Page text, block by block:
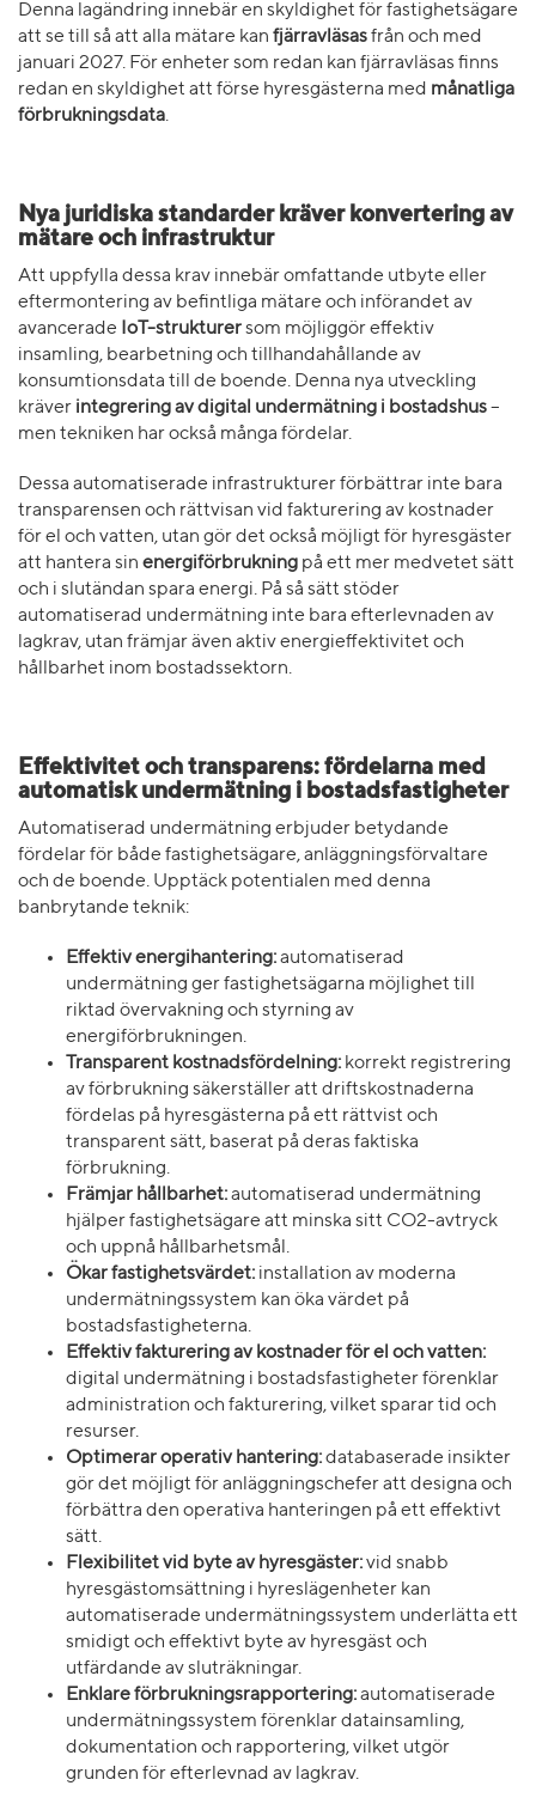
Denna lagändring innebär en skyldighet för fastighetsägare
att se till så att alla mätare kan fjärravläsasfrån och med
januari 2027. För enheter som redan kan fjärravläsas finns
redan en skyldighet att förse hyresgästerna med månatliga
förbrukningsdata.
Nya juridiska standarder kräver konvertering av
mätare och infrastruktur
Att uppfylla dessa krav innebär omfattande utbyte eller
eftermontering av befintliga mätare och införandet av
avancerade IoT-strukturersom möjliggör effektiv
insamling, bearbetning och tillhandahållande av
konsumtionsdata till de boende. Denna nya utveckling
kräver integrering av digital undermätning i bostadshus–
men tekniken har också många fördelar.
Dessa automatiserade infrastrukturer förbättrar inte bara
transparensen och rättvisan vid fakturering av kostnader
för el och vatten, utan gör det också möjligt för hyresgäster
att hantera sin energiförbrukning på ett mer medvetet sätt
och i slutändan spara energi. På så sätt stöder
automatiserad undermätning inte bara efterlevnaden av
lagkrav, utan främjar även aktiv energieffektivitet och
hållbarhet inom bostadssektorn.
Effektivitet och transparens: fördelarna med
automatisk undermätning i bostadsfastigheter
Automatiserad undermätning erbjuder betydande
fördelar för både fastighetsägare, anläggningsförvaltare
och de boende. Upptäck potentialen med denna
banbrytande teknik:
Effektiv energihantering:automatiserad
undermätning ger fastighetsägarna möjlighet till
riktad övervakning och styrning av
energiförbrukningen.
Transparent kostnadsfördelning: korrekt registrering
av förbrukning säkerställer att driftskostnaderna
fördelas på hyresgästerna på ett rättvist och
transparent sätt, baserat på deras faktiska
förbrukning.
Främjar hållbarhet:automatiserad undermätning
hjälper fastighetsägare att minska sitt CO2-avtryck
och uppnå hållbarhetsmål.
Ökar fastighetsvärdet: installation av moderna
undermätningssystem kan öka värdet på
bostadsfastigheterna.
Effektiv fakturering av kostnader för el och vatten:
digital undermätning i bostadsfastigheter förenklar
administration och fakturering, vilket sparar tid och
resurser.
Optimerar operativ hantering:databaserade insikter
gör det möjligt för anläggningschefer att designa och
förbättra den operativa hanteringen på ett effektivt
sätt.
Flexibilitet vid byte av hyresgäster:vid snabb
hyresgästomsättning i hyreslägenheter kan
automatiserade undermätningssystem underlätta ett
smidigt och effektivt byte av hyresgäst och
utfärdande av sluträkningar.
Enklare förbrukningsrapportering:automatiserade
undermätningssystem förenklar datainsamling,
dokumentation och rapportering, vilket utgör
grunden för efterlevnad av lagkrav.